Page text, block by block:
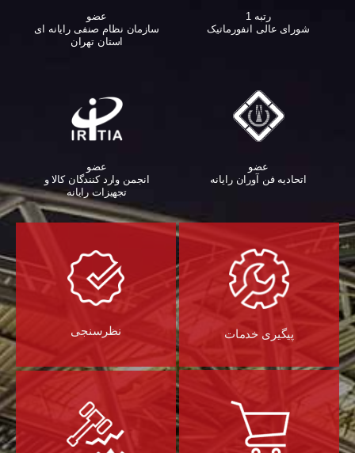
رتبه 1
شورای عالی انفورماتیک
عضو
سازمان نظام صنفی رایانه ای
استان تهران
عضو
اتحادیه فن آوران رایانه
عضو
انجمن وارد کنندگان کالا و
تجهیزات رایانه‌
پیگیری خدمات نظرسنجی